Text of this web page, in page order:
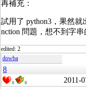
再補充：
試用了 python3，果然
nction 問題，想不到字
edited: 2
dowba
8
0 0 2011-